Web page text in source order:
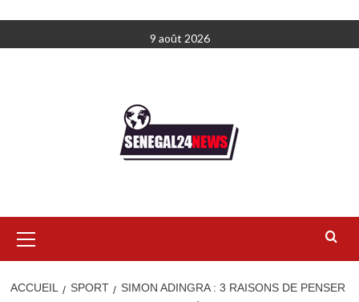
au
9 août 2026
principal
ACCUEIL SPORT
SIMON ADINGRA : 3 RAISONS DE PENSER